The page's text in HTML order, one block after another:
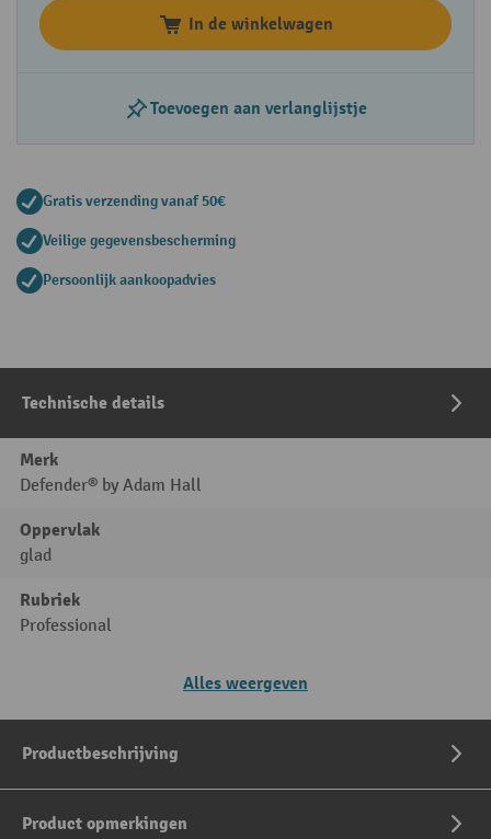
In de winkelwagen
Toevoegen aan verlanglijstje
Gratis verzending vanaf 50€
Veilige gegevensbescherming
Persoonlijk aankoopadvies
Technische details
Merk
Defender® by Adam Hall
Oppervlak
glad
Rubriek
Professional
Alles weergeven
Productbeschrijving
Product opmerkingen